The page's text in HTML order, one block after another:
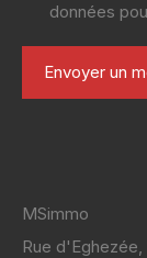
données
MSimmo
Rue d'Eghezée,